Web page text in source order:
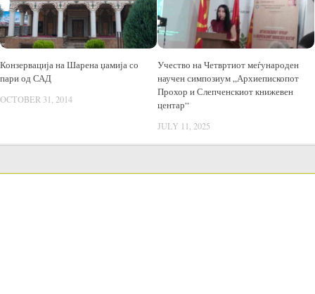
Конзервација на Шарена џамија со
пари од САД
OCTOBER 31, 2014
Учество на Четвртиот меѓународен
научен симпозиум „Архиепископот
Прохор и Слепченскиот книжевен
центар“
JULY 11, 2025